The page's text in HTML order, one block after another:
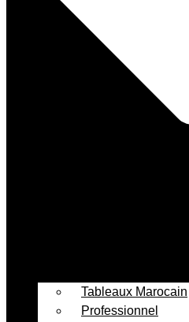
Tableaux Marocain
Professionnel